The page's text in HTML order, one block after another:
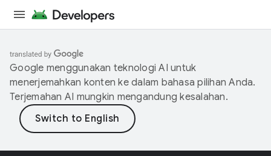
Google menggunakan teknologi AI untuk
menerjemahkan konten ke dalam bahasa pilihan Anda.
Terjemahan AI mungkin mengandung kesalahan.